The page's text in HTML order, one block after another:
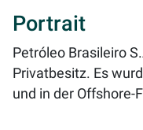
Portrait
Petróleo Brasileiro
Privatbesitz. Es
und in der